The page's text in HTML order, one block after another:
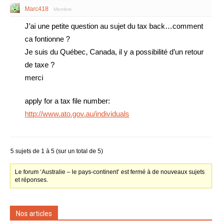
Marc418 Membre
J’ai une petite question au sujet du tax back…comment
ca fontionne ?
Je suis du Québec, Canada, il y a possibilité d’un retour
de taxe ?
merci
apply for a tax file number:
http://www.ato.gov.au/individuals
5 sujets de 1 à 5 (sur un total de 5)
Le forum ‘Australie – le pays-continent’ est fermé à de nouveaux sujets
et réponses.
Nos articles